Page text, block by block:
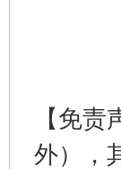
【免
外），